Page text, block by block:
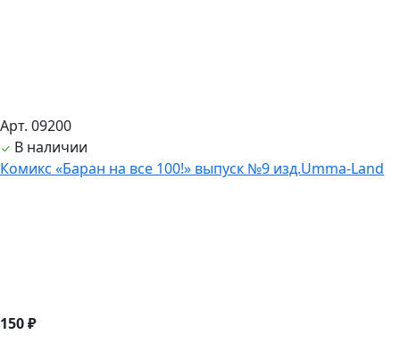
Арт. 09200
В наличии
Комикс «Баран на все 100!» выпуск №9 изд.Umma-Land
150 ₽